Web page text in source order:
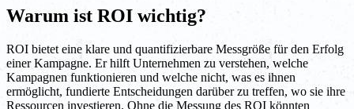
Warum ist ROI wichtig?
ROI bietet eine klare und quantifizierbare Messgröße für den Erfolg
einer Kampagne. Er hilft Unternehmen zu verstehen, welche
Kampagnen funktionieren und welche nicht, was es ihnen
ermöglicht, fundierte Entscheidungen darüber zu treffen, wo sie ihre
Ressourcen investieren. Ohne die Messung des ROI könnten